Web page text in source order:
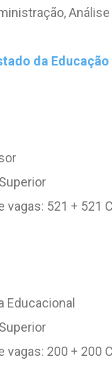
da Educação
vagas: 521 + 521
Educacional
vagas: 200 + 200